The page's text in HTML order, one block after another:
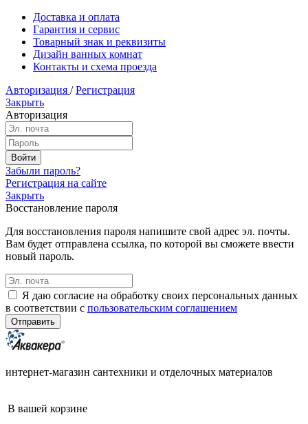
Доставка и оплата
Гарантия и сервис
Товарный знак и реквизиты
Дизайн ванных комнат
Контакты и схема проезда
Авторизация / Регистрация
Закрыть
Авторизация
Забыли пароль?
Регистрация на сайте
Закрыть
Восстановление пароля
Для восстановления пароля напишите свой адрес эл. почты.
Вам будет отправлена ссылка, по которой вы сможете ввести
новый пароль.
Я даю согласие на обработку своих персональных данных
в соответствии с пользовательским соглашением
интернет-магазин сантехники и отделочных материалов
В вашей корзине